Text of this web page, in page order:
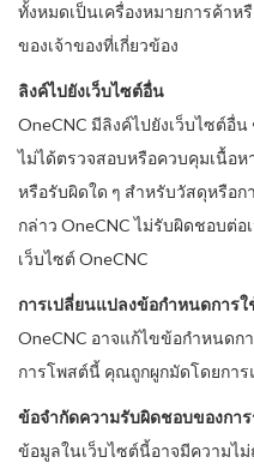
ทั้งหมดเป็นเครื่องหมายการค้าห
ของเจ้าของที่เกี่ยวข้อง
ลิงค์ไปยังเว็บไซต์อื่น
OneCNC มีลิงค์ไปยังเว็บไซต์อื่
ไม่ได้ตรวจสอบหรือควบคุมเนื้อ
หรือรับผิดใด ๆ สำหรับวัสดุหรือก
กล่าว OneCNC ไม่รับผิดชอบต่อ
เว็บไซต์ OneCNC
การเปลี่ยนแปลงข้อกำหนดการ
OneCNC อาจแก้ไขข้อกำหนดก
การโพสต์นี้ คุณถูกผูกมัดโดยการ
ข้อจำกัดความรับผิดชอบของกา
ข้อมูลในเว็บไซต์นี้อาจมีความไ